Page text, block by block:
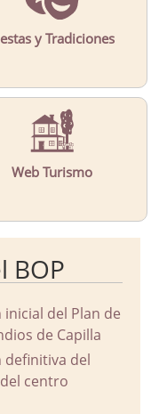
y Tradiciones
Web Turismo
BOP
del Plan de
de Capilla
definitiva del
centro